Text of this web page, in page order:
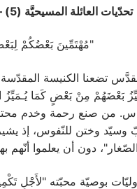
تحدّيات العائلة المسيحيَّة (5) – الصَّوم والتَّربية على
"مُهْتَمِّينَ بَعْضُكُمْ لِبَعْضٍ
تضعنا الكنيسة
من صنع رحمة وخدم
وسيّد وختن للنّفوس، إذ
دون أن يعلموا